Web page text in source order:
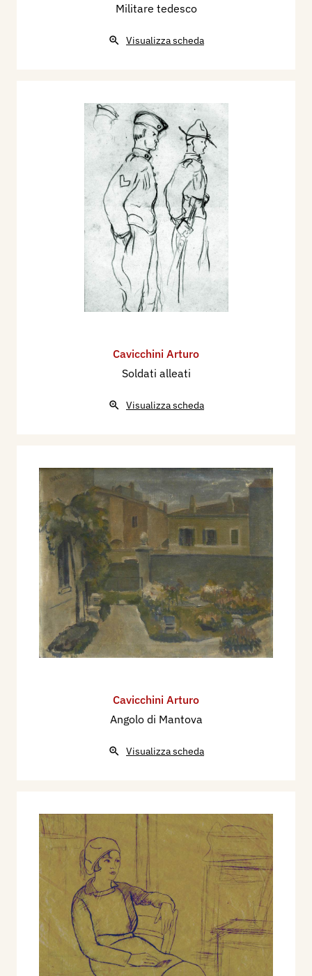
Militare tedesco
Visualizza scheda
Cavicchini Arturo
Soldati alleati
Visualizza scheda
Cavicchini Arturo
Angolo di Mantova
Visualizza scheda